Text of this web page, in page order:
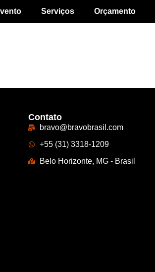
Serviços Orçamento
Contato
bravo@bravobrasil.com
+55 (31) 3318-1209
Belo Horizonte, MG - Brasil